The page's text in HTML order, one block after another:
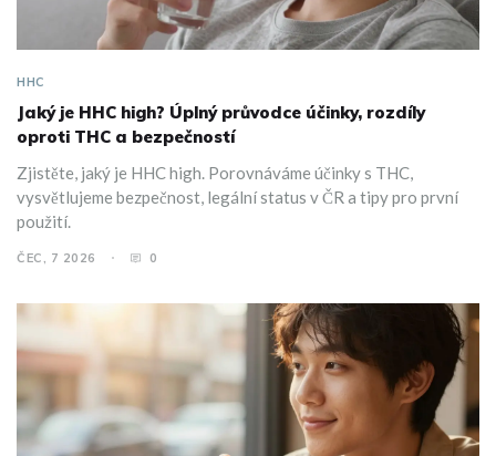
HHC
Jaký je HHC high? Úplný průvodce účinky, rozdíly
oproti THC a bezpečností
Zjistěte, jaký je HHC high. Porovnáváme účinky s THC,
vysvětlujeme bezpečnost, legální status v ČR a tipy pro první
použití.
ČEC, 7 2026 0